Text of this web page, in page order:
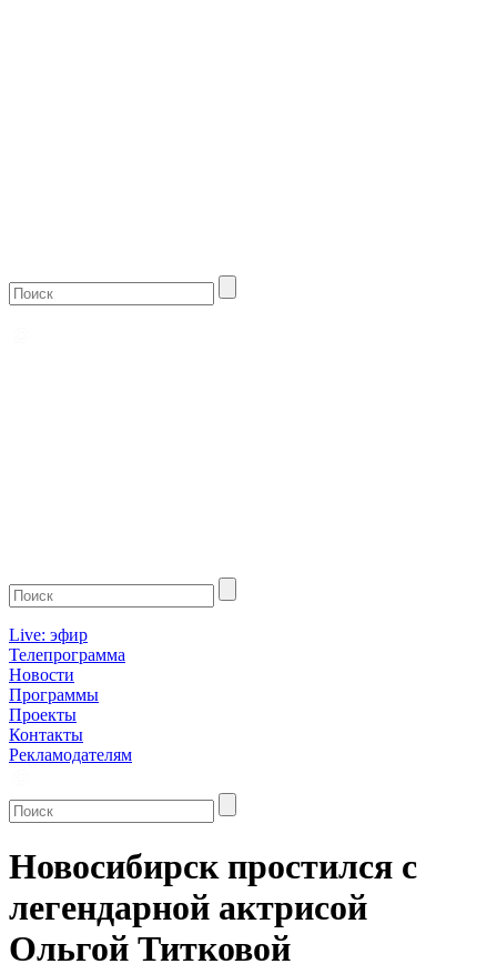
Live: эфир
Телепрограмма
Новости
Программы
Проекты
Контакты
Рекламодателям
Новосибирск простился с
легендарной актрисой
Ольгой Титковой